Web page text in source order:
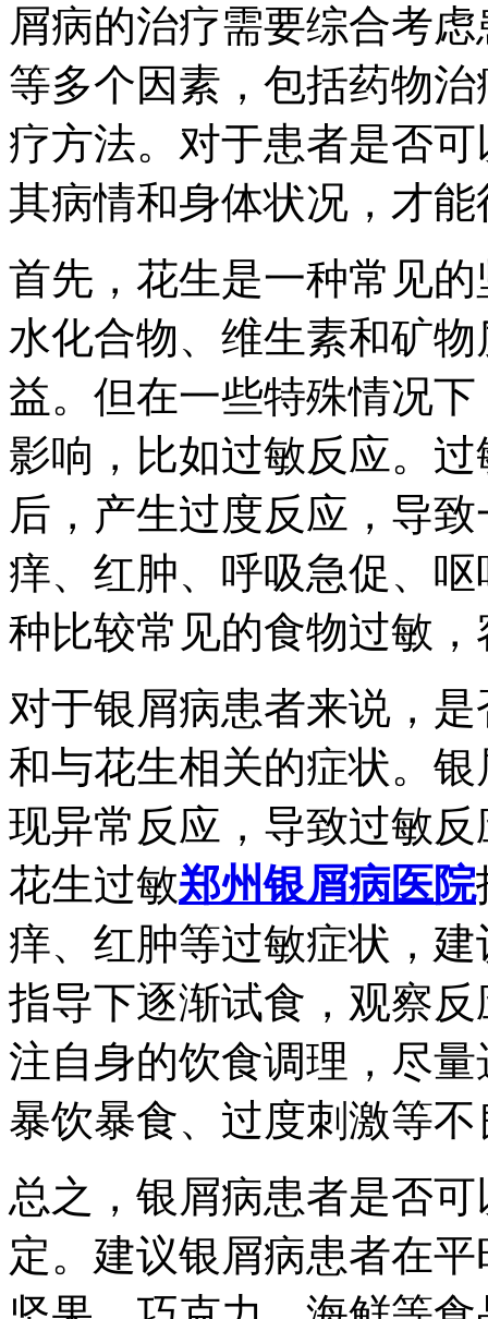
屑病的治疗需要综合考
等多个因素，包括药物
疗方法。对于患者是否
其病情和身体状况，才
首先，花生是一种常见
水化合物、维生素和矿
益。但在一些特殊情况
影响，比如过敏反应。
后，产生过度反应，导
痒、红肿、呼吸急促、
种比较常见的食物过敏
对于银屑病患者来说，
和与花生相关的症状。
现异常反应，导致过敏
花生过敏郑州银屑病医院
痒、红肿等过敏症状，
指导下逐渐试食，观察
注自身的饮食调理，尽
暴饮暴食、过度刺激等
总之，银屑病患者是否
定。建议银屑病患者在